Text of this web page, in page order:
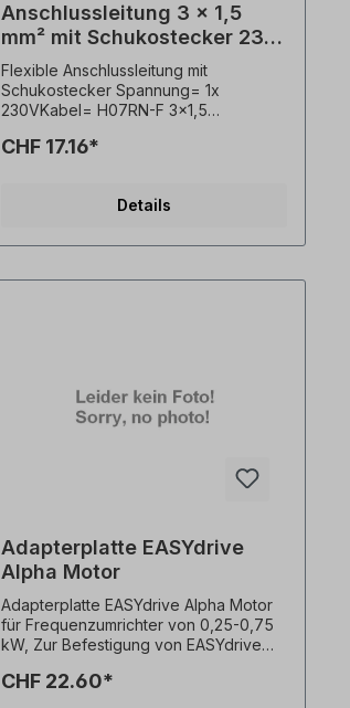
Anschlussleitung 3 x 1,5
mm² mit Schukostecker 230
Volt
Flexible Anschlussleitung mit
Schukostecker Spannung= 1x
230VKabel= H07RN-F 3x1,5
Produktbeispiel)
CHF 17.16*
Details
Adapterplatte EASYdrive
Alpha Motor
Adapterplatte EASYdrive Alpha Motor
für Frequenzumrichter von 0,25-0,75
kW, Zur Befestigung von EASYdrive
Alle Produktfotos sind unverbindliche
CHF 22.60*